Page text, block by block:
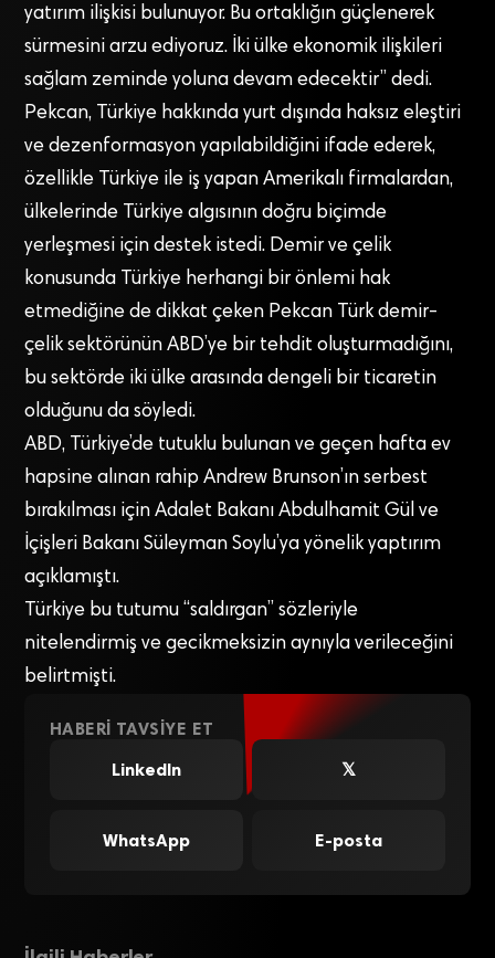
yatırım ilişkisi bulunuyor. Bu ortaklığın güçlenerek
sürmesini arzu ediyoruz. İki ülke ekonomik ilişkileri
sağlam zeminde yoluna devam edecektir” dedi.
Pekcan, Türkiye hakkında yurt dışında haksız eleştiri
ve dezenformasyon yapılabildiğini ifade ederek,
özellikle Türkiye ile iş yapan Amerikalı firmalardan,
ülkelerinde Türkiye algısının doğru biçimde
yerleşmesi için destek istedi. Demir ve çelik
konusunda Türkiye herhangi bir önlemi hak
etmediğine de dikkat çeken Pekcan Türk demir-
çelik sektörünün ABD’ye bir tehdit oluşturmadığını,
bu sektörde iki ülke arasında dengeli bir ticaretin
olduğunu da söyledi.
ABD, Türkiye’de tutuklu bulunan ve geçen hafta ev
hapsine alınan rahip Andrew Brunson’ın serbest
bırakılması için Adalet Bakanı Abdulhamit Gül ve
İçişleri Bakanı Süleyman Soylu’ya yönelik yaptırım
açıklamıştı.
Türkiye bu tutumu “saldırgan” sözleriyle
nitelendirmiş ve gecikmeksizin aynıyla verileceğini
belirtmişti.
HABERI TAVSIYE ET
LinkedIn
𝕏
WhatsApp E-posta